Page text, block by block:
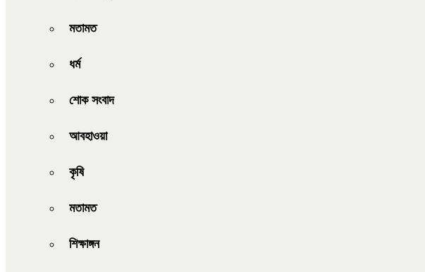
মতামত
ধর্ম
শোক সংবাদ
আবহাওয়া
কৃষি
মতামত
শিক্ষাঙ্গন